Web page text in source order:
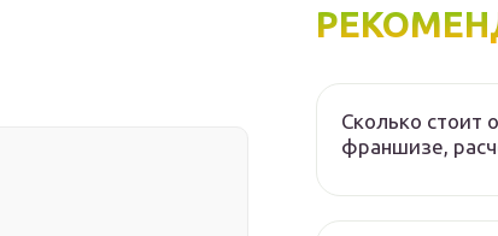
Сколько стоит
франшизе,